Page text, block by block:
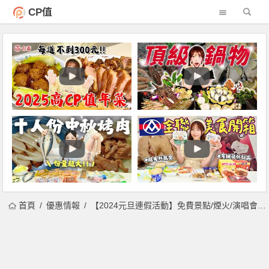
CP值
首頁 優惠情報 【2024元旦連假活動】免費景點/煙火/演唱會/遊樂園優惠/市集一次看！